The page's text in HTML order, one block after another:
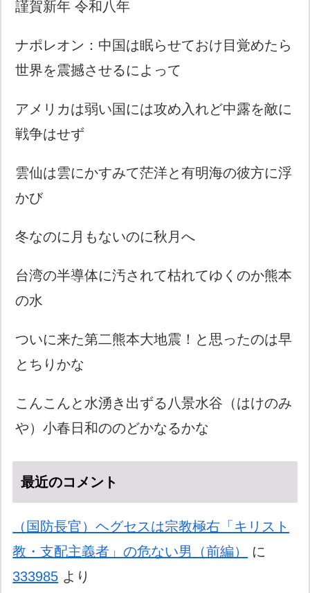
謹賀新年 令和八年
ナポレオン：中国は眠らせておけ目覚めたら
世界を震撼させるによって
アメリカは弱い国には攻め入れど中露を敵に
戦争はせず
雲仙は雲にかすみて茫洋と有明海の彼方に浮
かび
冬なのに月もないのに秋月へ
台湾の半導体に汚されて枯れてゆくのか熊本
の水
ついに来た第二熊本大地震！と思ったのは早
とちりかな
こんこんと水湧き出ずる八景水谷（はけのみ
や）小春日和ののどかなるかな
最近のコメント
（国防長官）ヘグセスは宗教極右「キリスト
教・支配主義者」の危ない男（前編）
に
333985 より